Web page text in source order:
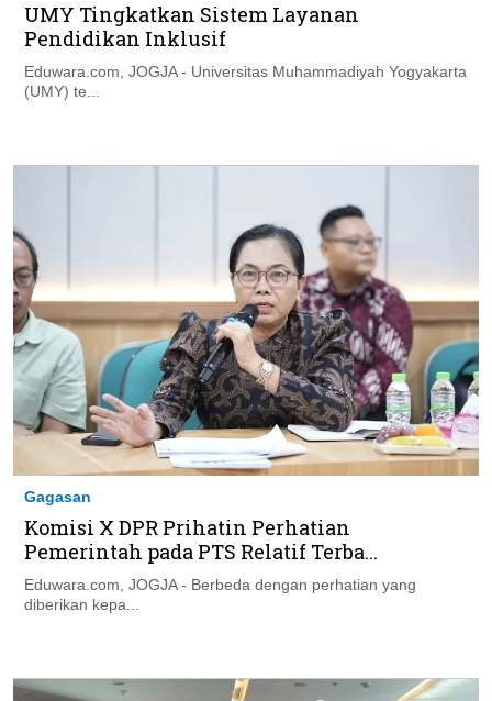
UMY Tingkatkan Sistem Layanan
Pendidikan Inklusif
Eduwara.com, JOGJA - Universitas Muhammadiyah Yogyakarta
(UMY) te...
Gagasan
Komisi X DPR Prihatin Perhatian
Pemerintah pada PTS Relatif Terba...
Eduwara.com, JOGJA - Berbeda dengan perhatian yang
diberikan kepa...